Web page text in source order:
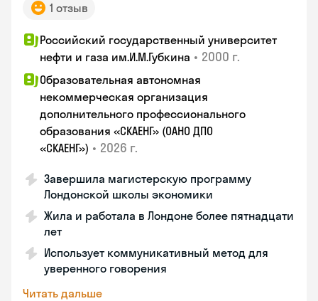
1 отзыв
Российский государственный университет
нефти и газа им.И.М.Губкина • 2000 г.
Образовательная автономная
некоммерческая организация
дополнительного профессионального
образования «СКАЕНГ» (ОАНО ДПО
«СКАЕНГ») • 2026 г.
Завершила магистерскую программу
Лондонской школы экономики
Жила и работала в Лондоне более пятнадцати
лет
Использует коммуникативный метод для
уверенного говорения
Читать дальше